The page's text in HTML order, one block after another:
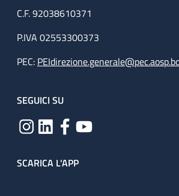
C.F. 92038610371
P.IVA 02553300373
PEC:
SEGUICI SU
SCARICA L'APP